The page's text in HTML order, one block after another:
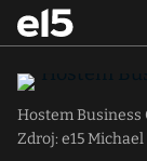
Hostem Business
Zdroj: e15 Michael